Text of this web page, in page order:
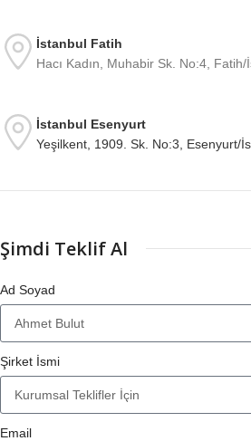
İstanbul Fatih
Hacı Kadın, Muhabir Sk. No:4,
İstanbul Esenyurt
Yeşilkent, 1909. Sk. No:3, Esenyurt/
Şimdi Teklif Al
Ad Soyad
Şirket İsmi
Email